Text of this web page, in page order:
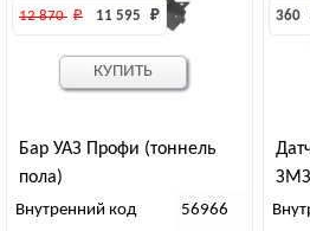
Бар УАЗ Профи (тоннель
пола)
12 870 ₽ 11 595 ₽
Внутренний код 56966
КУПИТЬ
360